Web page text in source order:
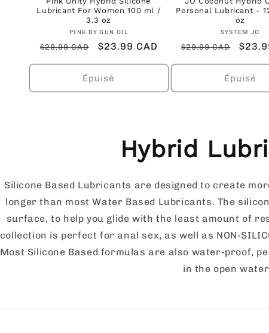
Lubricant For Women 100 ml /
3.3 oz
Fournisseur :
PINK BY GUN OIL
Prix
habituel
$29.99 CAD
Prix
promotionnel
$23.99 CAD
Épuisé
Personal Lubricant -
oz
SYSTEM JO
Prix
habituel
$29.99 CAD
Prix
Épuisé
Hybrid
Silicone Based Lubricants are designed to create
longer than most Water Based Lubricants. The
surface, to help you glide with the least amount of
collection is perfect for anal sex, as well as NON-
Most Silicone Based formulas are also water-proof,
in the open